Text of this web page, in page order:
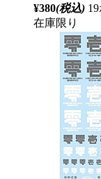
¥380(税込)
在庫限り